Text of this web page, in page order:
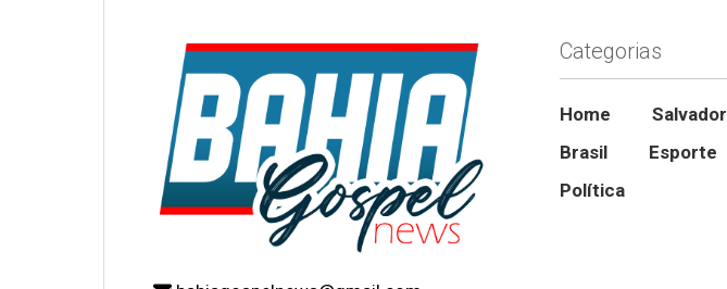
Categorias
Home Salvador
Brasil
Esporte
Política